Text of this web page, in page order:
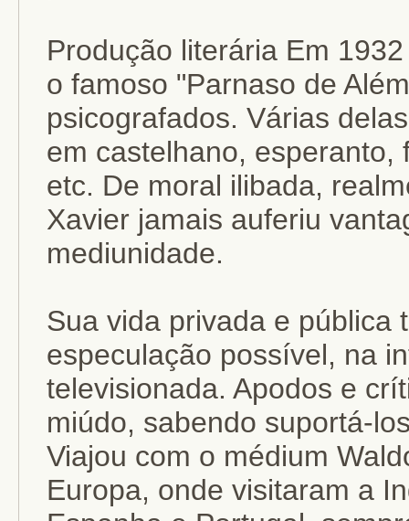
Produção literária Em
o famoso "Parnaso de
psicografados. Várias
em castelhano,
etc. De moral ilibada,
Xavier jamais auferiu
mediunidade.
Sua vida privada e pública
especulação possível, na
televisionada. Apodos e
miúdo, sabendo suportá-
Viajou com o médium
Europa, onde visitaram a